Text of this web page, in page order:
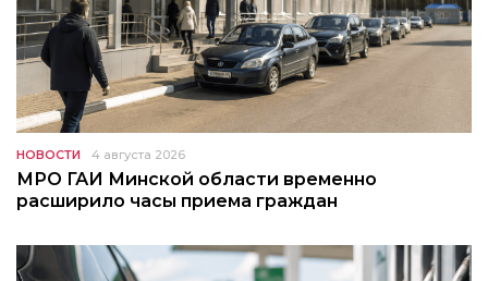
НОВОСТИ 4 августа 2026
МРО ГАИ Минской области временно
расширило часы приема граждан